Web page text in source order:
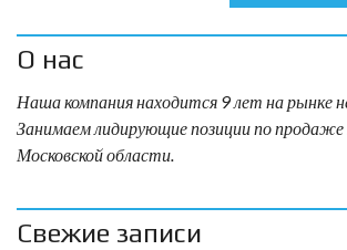
О нас
Наша компания находится 9 лет на рынке
Занимаем лидирующие позиции по
Московской области.
Свежие записи